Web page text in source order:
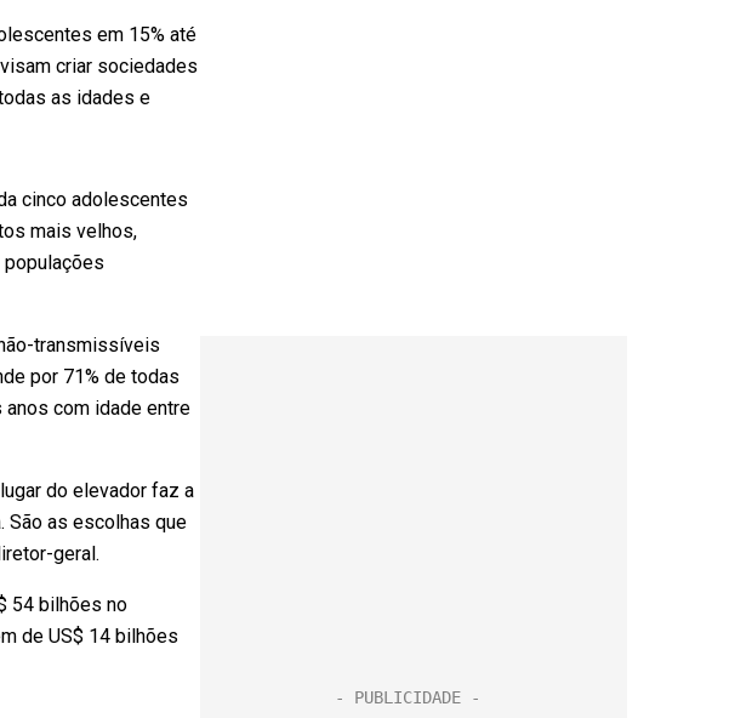
em 15% até
criar sociedades
as idades e
cinco adolescentes
mais velhos,
transmissíveis
por 71% de todas
com idade entre
do elevador faz a
São as escolhas que
geral.
54 bilhões no
de US$ 14 bilhões